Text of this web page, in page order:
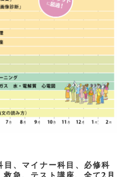
目、マイナー科目、必修科
救急、テスト講座、全て2月